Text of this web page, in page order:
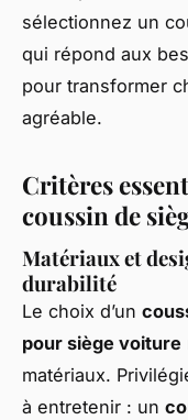
sélectionnez un
qui répond aux
pour transformer
agréable.
Critères
coussin de
Matériaux et
durabilité
Le choix d’un
pour siège voiture
matériaux.
à entretenir : un